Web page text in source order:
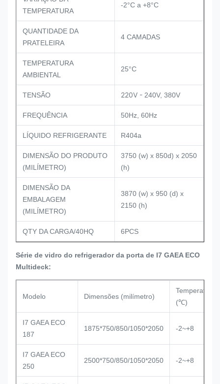
TEMPERATURA
-2°C a +8°C
QUANTIDADE DA
PRATELEIRA
4 CAMADAS
TEMPERATURA
AMBIENTAL
25°C
TENSÃO 220V - 240V, 380V
FREQUÊNCIA 50Hz, 60Hz
LÍQUIDO REFRIGERANTE R404a
DIMENSÃO DO PRODUTO
(MILÍMETRO)
3750 (w) x 850d) x 2050
(h)
DIMENSÃO DA
EMBALAGEM
(MILÍMETRO)
3870 (w) x 950 (d) x
2150 (h)
QTY DA CARGA/40HQ 6PCS
Série de vidro do refrigerador da porta de I7 GAEA ECO
Multideck:
Modelo Dimensões (milímetro)
Temperatura
(℃)
I7 GAEA ECO
187
1875*750/850/1050*2050 -2~+8
I7 GAEA ECO
250
2500*750/850/1050*2050 -2~+8